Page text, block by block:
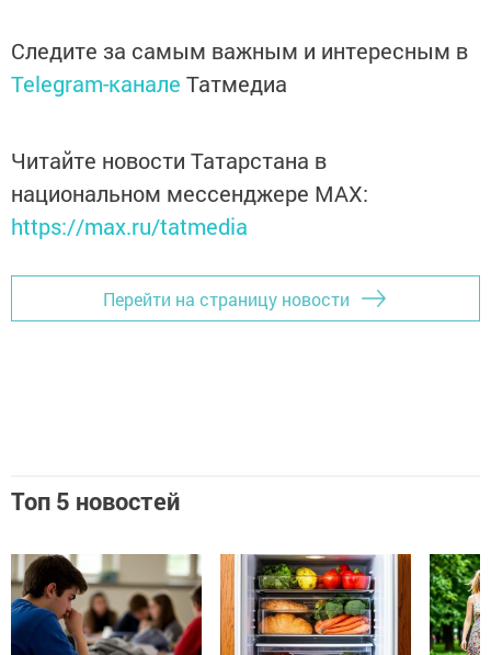
Следите за самым важным и интересным в
Telegram-канале Татмедиа
Читайте новости Татарстана в
национальном мессенджере MАХ:
https://max.ru/tatmedia
Перейти на страницу новости
Топ 5 новостей